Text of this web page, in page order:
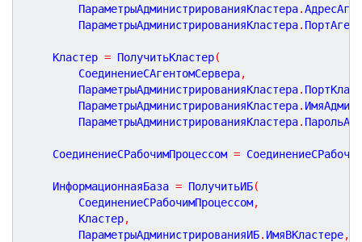
		ПараметрыАдминистрированияКластера
.
		ПараметрыАдминистрированияКластера
.
	Кластер
= ПолучитьКластер(
		СоединениеСАгентомСервера
,
		ПараметрыАдминистрированияКластера
.
		ПараметрыАдминистрированияКластера
.
		ПараметрыАдминистрированияКластера
.
	СоединениеСРабочимПроцессом
=
	ИнформационнаяБаза
= ПолучитьИБ(
		СоединениеСРабочимПроцессом
,
		Кластер
,
		ПараметрыАдминистрированияИБ
. ИмяВКластере,